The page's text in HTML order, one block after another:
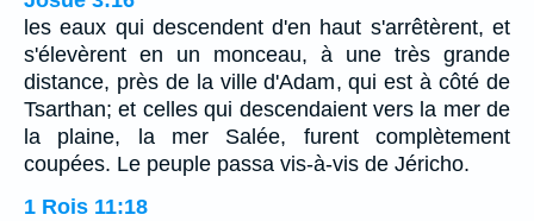
les eaux qui descendent d'en haut s'arrêtèrent, et
s'élevèrent en un monceau, à une très grande
distance, près de la ville d'Adam, qui est à côté de
Tsarthan; et celles qui descendaient vers la mer de
la plaine, la mer Salée, furent complètement
coupées. Le peuple passa vis-à-vis de Jéricho.
1 Rois 11:18